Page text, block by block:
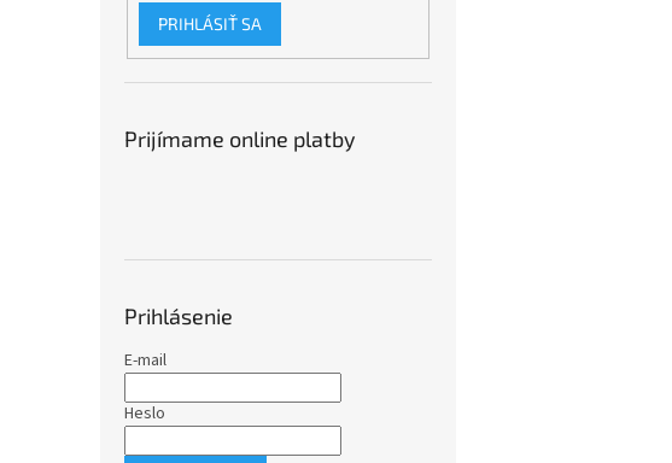
PRIHLÁSIŤ SA
Prijímame online platby
Prihlásenie
E-mail
Heslo